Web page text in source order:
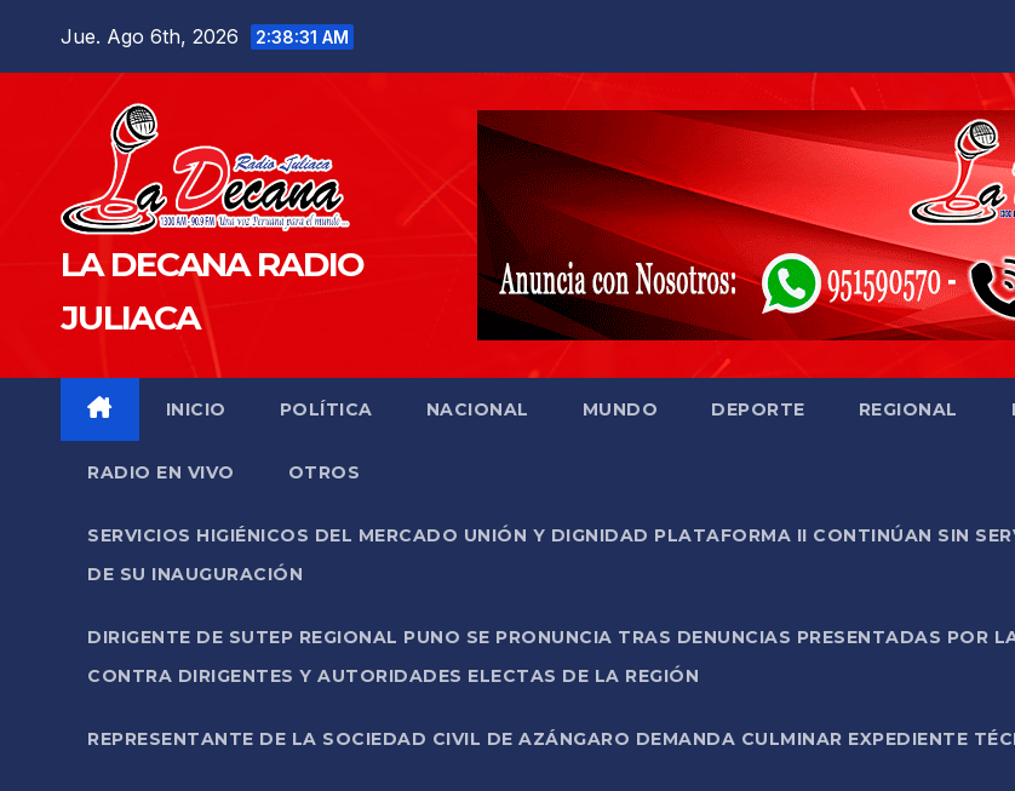
Jue. Ago 6th, 2026 2:38:32 AM
LA DECANA RADIO
JULIACA
INICIO POLÍTICA NACIONAL MUNDO DEPORTE REGIONAL
RADIO EN VIVO OTROS
SERVICIOS HIGIÉNICOS DEL MERCADO UNIÓN Y DIGNIDAD PLATAFORMA II CONTINÚAN SIN
DE SU INAUGURACIÓN
DIRIGENTE DE SUTEP REGIONAL PUNO SE PRONUNCIA TRAS DENUNCIAS PRESENTADAS POR
CONTRA DIRIGENTES Y AUTORIDADES ELECTAS DE LA REGIÓN
REPRESENTANTE DE LA SOCIEDAD CIVIL DE AZÁNGARO DEMANDA CULMINAR EXPEDIENTE